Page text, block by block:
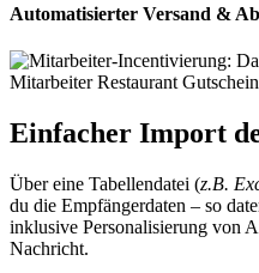
Automatisierter Versand &
Einfacher Import
Über eine Tabellendatei (z.B.
du die Empfängerdaten – so
inklusive Personalisierung von
Nachricht.